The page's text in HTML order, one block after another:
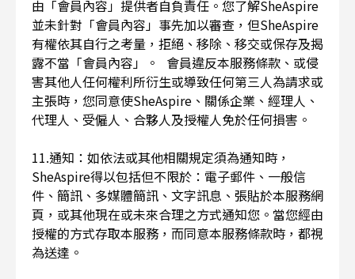
由「會員內容」提供者自負責任。您了解SheAspire
並未針對「會員內容」事先加以審查，但SheAspire
有權依其自行之考量，拒絕、移除、移交或保存及揭
露不當「會員內容」。 會員違反本服務條款、或侵
害其他人任何權利所衍生或導致任何第三人為請求或
主張時，您同意使SheAspire、關係企業、經理人、
代理人、受僱人、合夥人及授權人免於任何損害。
11.通知：如依法或其他相關規定須為通知時，
SheAspire得以包括但不限於：電子郵件、一般信
件、簡訊、多媒體簡訊、文字訊息、張貼於本服務網
頁，或其他現在或未來合理之方式通知您。當您經由
授權的方式存取本服務，而同意本服務條款時，都視
為送達。